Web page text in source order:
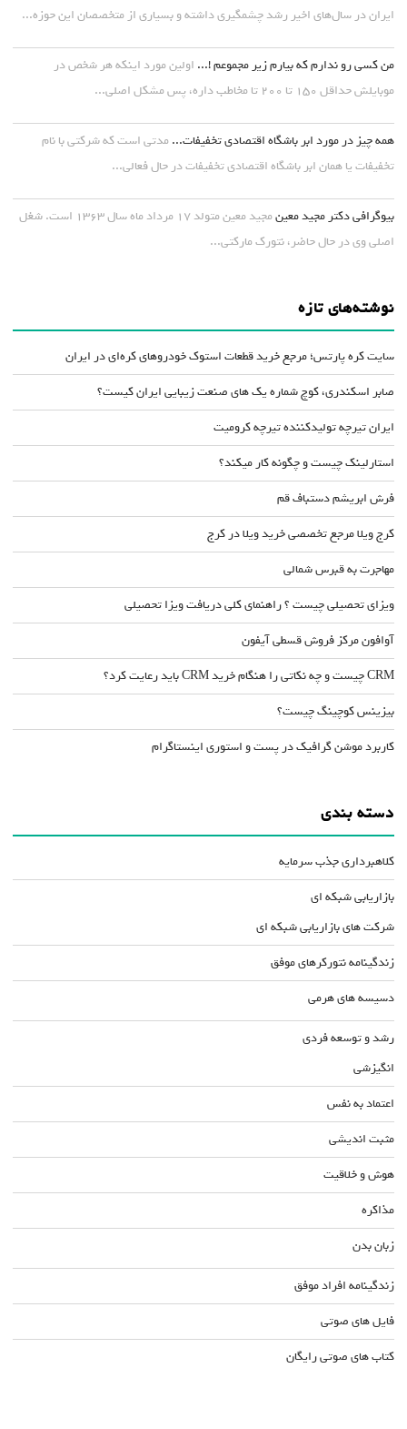
ایران در سال‌های اخیر رشد چشمگیری داشته و بسیاری از متخصصان این حوزه...
من کسی رو ندارم که بیارم زیر مجموعم !... اولین مورد اینکه هر شخص در
موبایلش حداقل ۱۵۰ تا ۲۰۰ تا مخاطب داره، پس مشکل اصلی...
همه چیز در مورد ابر باشگاه اقتصادی تخفیفات... مدتی است که شرکتی با نام
تخفیفات یا همان ابر باشگاه اقتصادی تخفیفات در حال فعالی...
بیوگرافی دکتر مجید معین
مجید معین متولد ۱۷ مرداد ماه سال ۱۳۶۳ است. شغل
اصلی وی در حال حاضر، نتورک مارکتی...
نوشته‌های تازه
سایت کره پارتس؛ مرجع خرید قطعات استوک خودروهای کره‌ای در ایران
صابر اسکندری، کوچ شماره یک های صنعت زیبایی ایران کیست؟
ایران تیرچه تولیدکننده تیرچه کرومیت
استارلینک چیست و چگونه کار میکند؟
فرش ابریشم دستباف قم
کرج ویلا مرجع تخصصی خرید ویلا در کرج
مهاجرت به قبرس شمالی
ویزای تحصیلی چیست ؟ راهنمای کلی دریافت ویزا تحصیلی
آوافون مرکز فروش قسطی آیفون
CRM چیست و چه نکاتی را هنگام خرید CRM باید رعایت کرد؟
بیزینس کوچینگ چیست؟
کاربرد موشن گرافیک در پست و استوری اینستاگرام
دسته بندی
کلاهبرداری جذب سرمایه
بازاریابی شبکه ای
شرکت های بازاریابی شبکه ای
زندگینامه نتورکرهای موفق
دسیسه های هرمی
رشد و توسعه فردی
انگیزشی
اعتماد به نفس
مثبت اندیشی
هوش و خلاقیت
مذاکره
زبان بدن
زندگینامه افراد موفق
فایل های صوتی
کتاب های صوتی رایگان